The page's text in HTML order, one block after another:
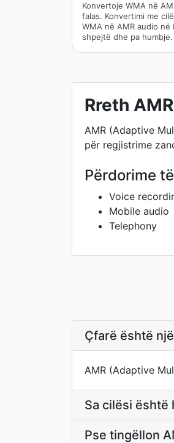
Konvertoje WMA në
falas. Konvertimi me
WMA në AMR audio
shpejtë dhe pa humbje.
Rreth AMR
AMR (Adaptive
për regjistrime
Përdorime
Voice
Mobile audio
Telephony
Çfarë është
AMR (Adaptive
Sa cilësi është
Pse tingëllon